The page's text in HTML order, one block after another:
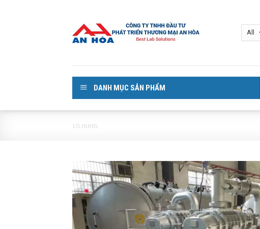
DANH MỤC SẢN PHẨM
LÒ NUNG